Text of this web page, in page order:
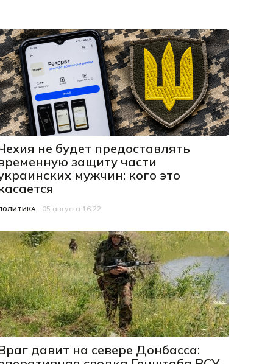
не будет предоставлять
защиту части
мужчин: кого это
публикации
05 августа 16:22
давит на севере Донбасса: